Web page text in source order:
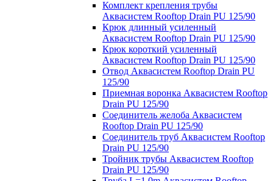
Комплект крепления трубы
Аквасистем Rooftop Drain PU 125/90
Крюк длинный усиленный
Аквасистем Rooftop Drain PU 125/90
Крюк короткий усиленный
Аквасистем Rooftop Drain PU 125/90
Отвод Аквасистем Rooftop Drain PU
125/90
Приемная воронка Аквасистем Rooftop
Drain PU 125/90
Соединитель желоба Аквасистем
Rooftop Drain PU 125/90
Соединитель труб Аквасистем Rooftop
Drain PU 125/90
Тройник трубы Аквасистем Rooftop
Drain PU 125/90